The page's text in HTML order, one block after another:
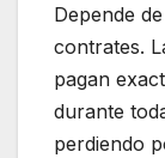
Depende
contrates.
pagan
durante
perdiendo